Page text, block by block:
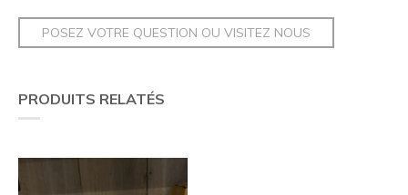
POSEZ VOTRE QUESTION OU VISITEZ NOUS
PRODUITS RELATÉS